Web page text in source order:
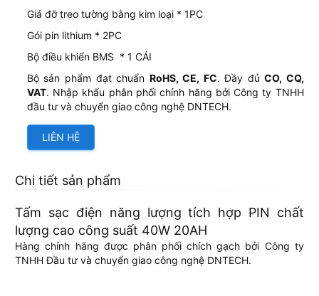
Giá đỡ treo tường bằng kim loại * 1PC
Gói pin lithium * 2PC
Bộ điều khiển BMS * 1 CÁI
Bộ sản phẩm đạt chuẩn RoHS, CE, FC. Đầy đủCO, CQ,
VAT. Nhập khẩu phân phối chính hãng bởi Công ty TNHH
đầu tư và chuyển giao công nghệ DNTECH.
LIÊN HỆ
Chi tiết sản phẩm
Tấm sạc điện năng lượng tích hợp PIN chất
lượng cao công suất 40W 20AH
Hàng chính hãng được phân phối chích gạch bởi Công ty
TNHH Đầu tư và chuyển giao công nghệ DNTECH.